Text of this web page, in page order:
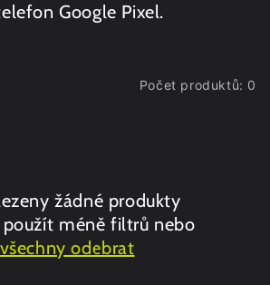
Google Pixel.
Počet produktů: 0
žádné produkty
použít méně filtrů nebo
všechny odebrat